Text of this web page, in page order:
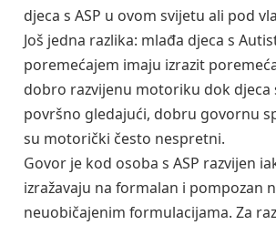
djeca s ASP u ovom svijetu ali pod
Još jedna razlika: mlađa djeca s
poremećajem imaju izrazit
dobro razvijenu motoriku dok djeca
površno gledajući, dobru govornu
su motorički često nespretni.
Govor je kod osoba s ASP razvijen
izražavaju na formalan i pompozan
neuobičajenim formulacijama. Za